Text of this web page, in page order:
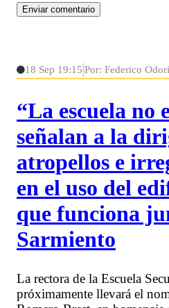
18 Sep 19:15 Por: Federico
“La escuela no
señalan a la
atropellos e
en el uso del
que funciona
Sarmiento
La rectora de la Escuela
próximamente llevará el